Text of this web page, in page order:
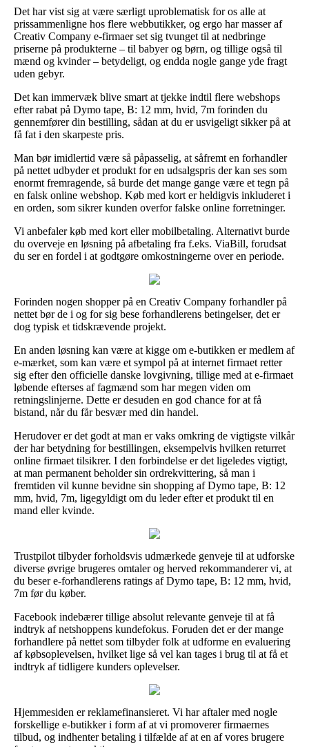
Det har vist sig at være særligt uproblematisk for os alle at
prissammenligne hos flere webbutikker, og ergo har masser af
Creativ Company e-firmaer set sig tvunget til at nedbringe
priserne på produkterne – til babyer og børn, og tillige også til
mænd og kvinder – betydeligt, og endda nogle gange yde fragt
uden gebyr.
Det kan immervæk blive smart at tjekke indtil flere webshops
efter rabat på Dymo tape, B: 12 mm, hvid, 7m forinden du
gennemfører din bestilling, sådan at du er usvigeligt sikker på at
få fat i den skarpeste pris.
Man bør imidlertid være så påpasselig, at såfremt en forhandler
på nettet udbyder et produkt for en udsalgspris der kan ses som
enormt fremragende, så burde det mange gange være et tegn på
en falsk online webshop. Køb med kort er heldigvis inkluderet i
en orden, som sikrer kunden overfor falske online forretninger.
Vi anbefaler køb med kort eller mobilbetaling. Alternativt burde
du overveje en løsning på afbetaling fra f.eks. ViaBill, forudsat
du ser en fordel i at godtgøre omkostningerne over en periode.
Forinden nogen shopper på en Creativ Company forhandler på
nettet bør de i og for sig bese forhandlerens betingelser, det er
dog typisk et tidskrævende projekt.
En anden løsning kan være at kigge om e-butikken er medlem af
e-mærket, som kan være et sympol på at internet firmaet retter
sig efter den officielle danske lovgivning, tillige med at e-firmaet
løbende efterses af fagmænd som har megen viden om
retningslinjerne. Dette er desuden en god chance for at få
bistand, når du får besvær med din handel.
Herudover er det godt at man er vaks omkring de vigtigste vilkår
der har betydning for bestillingen, eksempelvis hvilken returret
online firmaet tilsikrer. I den forbindelse er det ligeledes vigtigt,
at man permanent beholder sin ordrekvittering, så man i
fremtiden vil kunne bevidne sin shopping af Dymo tape, B: 12
mm, hvid, 7m, ligegyldigt om du leder efter et produkt til en
mand eller kvinde.
Trustpilot tilbyder forholdsvis udmærkede genveje til at udforske
diverse øvrige brugeres omtaler og herved rekommanderer vi, at
du beser e-forhandlerens ratings af Dymo tape, B: 12 mm, hvid,
7m før du køber.
Facebook indebærer tillige absolut relevante genveje til at få
indtryk af netshoppens kundefokus. Foruden det er der mange
forhandlere på nettet som tilbyder folk at udforme en evaluering
af købsoplevelsen, hvilket lige så vel kan tages i brug til at få et
indtryk af tidligere kunders oplevelser.
Hjemmesiden er reklamefinansieret. Vi har aftaler med nogle
forskellige e-butikker i form af at vi promoverer firmaernes
tilbud, og indhenter betaling i tilfælde af at en af vores brugere